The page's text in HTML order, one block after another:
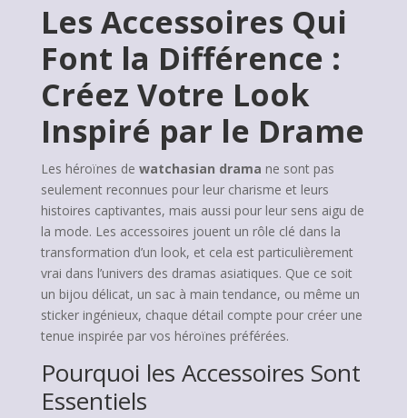
Les Accessoires Qui
Font la Différence :
Créez Votre Look
Inspiré par le Drame
Les héroïnes de watchasian drama ne sont pas
seulement reconnues pour leur charisme et leurs
histoires captivantes, mais aussi pour leur sens aigu de
la mode. Les accessoires jouent un rôle clé dans la
transformation d’un look, et cela est particulièrement
vrai dans l’univers des dramas asiatiques. Que ce soit
un bijou délicat, un sac à main tendance, ou même un
sticker ingénieux, chaque détail compte pour créer une
tenue inspirée par vos héroïnes préférées.
Pourquoi les Accessoires Sont
Essentiels